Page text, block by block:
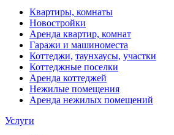
Квартиры, комнаты
Новостройки
Аренда квартир, комнат
Гаражи и машиноместа
Коттеджи, таунхаусы, участки
Коттеджные поселки
Аренда коттеджей
Нежилые помещения
Аренда нежилых помещений
Услуги